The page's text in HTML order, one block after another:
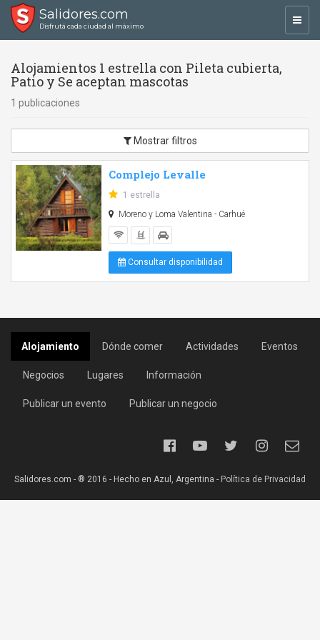
Salidores.com
Disfrutá cada ciudad al máximo
Alojamientos 1 estrella con Pileta cubierta,
Patio y Se aceptan mascotas
1 publicaciones
Mostrar filtros
Complejo Levalle
1 estrella
Moreno y Loma Valentina - Carhué
Consultar disponibilidad
Alojamiento Dónde comer Actividades Eventos
Negocios Lugares Información
Publicar un evento Publicar un negocio
Salidores.com - ® 2016 - Hecho en Azul, Argentina - Política de Privacidad